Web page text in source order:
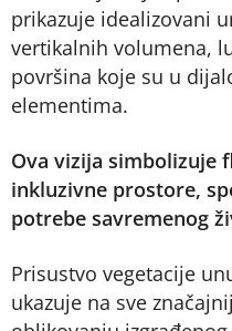
prikazuje idealizovani
vertikalnih volumena,
površina koje su u
elementima.
Ova vizija simbolizuje
inkluzivne prostore,
potrebe savremenog
Prisustvo vegetacije
ukazuje na sve